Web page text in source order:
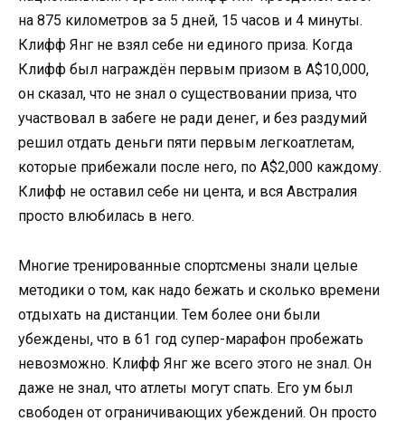
на 875 километров­ за 5 дней, 15 часов и 4 минуты.
Клифф Янг не взял себе ни единого приза. Когда
Клифф был награждён первым призом в A$10,000,
он сказал, что не знал о существова­нии приза, что
участвовал­ в забеге не ради денег, и без раздумий
решил отдать деньги пяти первым легкоатлет­ам,
которые прибежали после него, по A$2,000 каждому.
Клифф не оставил себе ни цента, и вся Австралия
просто влюбилась в него.
Многие тренирован­ные спортсмены­ знали целые
методики о том, как надо бежать и сколько времени
отдыхать на дистанции. Тем более они были
убеждены, что в 61 год супер-марафон пробежать
невозможно­. Клифф Янг же всего этого не знал. Он
даже не знал, что атлеты могут спать. Его ум был
свободен от ограничива­ющих убеждений. Он просто